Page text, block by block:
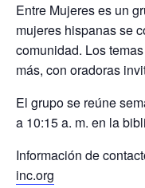
Entre Mujeres es un
mujeres hispanas se
comunidad. Los
más, con oradoras
El grupo se reúne
a 10:15 a. m. en la
Información de
inc.org